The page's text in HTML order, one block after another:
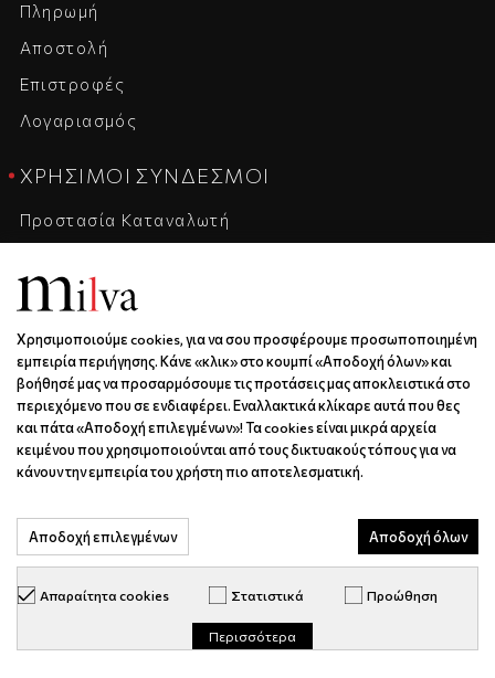
Πληρωμή
Αποστολή
Επιστροφές
Λογαριασμός
ΧΡΉΣΙΜΟΙ ΣΎΝΔΕΣΜΟΙ
Προστασία Καταναλωτή
Προσωπικά Δεδομένα
Επικοινωνία
Η Εταιρεία
Καριέρα
ΕΠΙΚΟΙΝΩΝΊΑ & ΩΡΆΡΙΟ
6936688501
Χρησιμοποιούμε cookies, για να σου προσφέρουμε προσωποποιημένη
εμπειρία περιήγησης. Κάνε «κλικ» στο κουμπί «Αποδοχή όλων» και
βοήθησέ μας να προσαρμόσουμε τις προτάσεις μας αποκλειστικά στο
περιεχόμενο που σε ενδιαφέρει. Εναλλακτικά κλίκαρε αυτά που θες
και πάτα «Αποδοχή επιλεγμένων»! Τα cookies είναι μικρά αρχεία
κειμένου που χρησιμοποιούνται από τους δικτυακούς τόπους για να
κάνουν την εμπειρία του χρήστη πιο αποτελεσματική.
Αποδοχή επιλεγμένων Αποδοχή όλων
Απαραίτητα cookies Στατιστικά Προώθηση
Περισσότερα